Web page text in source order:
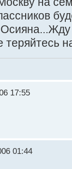
теряйтесь
17:55
01:44